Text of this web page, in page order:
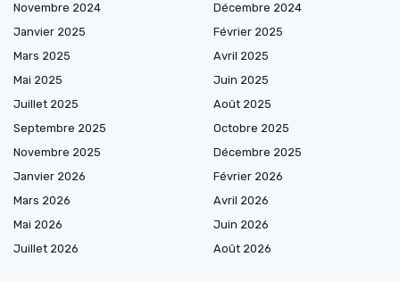
Novembre 2024
Décembre 2024
Janvier 2025
Février 2025
Mars 2025
Avril 2025
Mai 2025
Juin 2025
Juillet 2025
Août 2025
Septembre 2025
Octobre 2025
Novembre 2025
Décembre 2025
Janvier 2026
Février 2026
Mars 2026
Avril 2026
Mai 2026
Juin 2026
Juillet 2026
Août 2026